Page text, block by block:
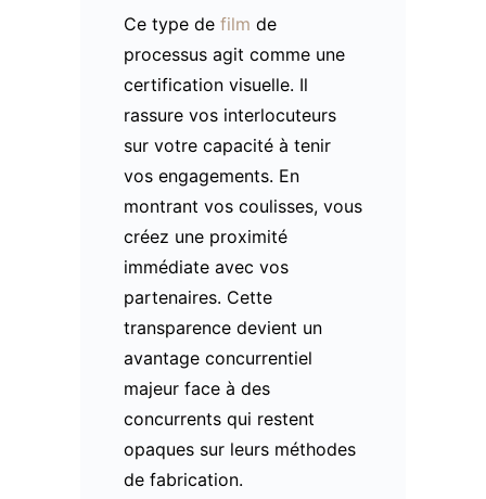
Ce type de film de
processus agit comme une
certification visuelle. Il
rassure vos interlocuteurs
sur votre capacité à tenir
vos engagements. En
montrant vos coulisses, vous
créez une proximité
immédiate avec vos
partenaires. Cette
transparence devient un
avantage concurrentiel
majeur face à des
concurrents qui restent
opaques sur leurs méthodes
de fabrication.